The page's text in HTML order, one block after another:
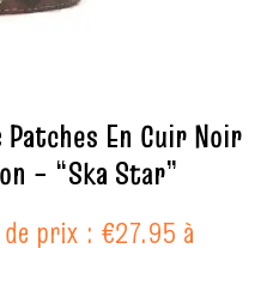
Patches En Cuir Noir
– “Ska Star”
de prix : €27.95 à